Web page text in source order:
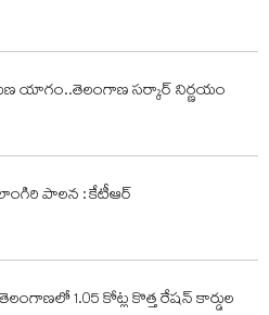
యాగం..తెలంగాణ సర్కార్ నిర్ణయం
పాలన : కేటీఆర్
తెలంగాణలో 1.05 కోట్ల కొత్త రేషన్ కార్డుల